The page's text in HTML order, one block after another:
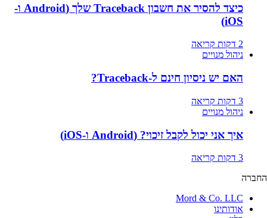
כיצד להסיר את חשבון Traceback שלך (Android ו-
iOS)
2 דקות קריאה
ניהול מנויים
האם יש ניסיון חינם ל-Traceback?
3 דקות קריאה
ניהול מנויים
איך אני יכול לקבל זיכוי? (Android ו-iOS)
3 דקות קריאה
החברה
Mord & Co. LLC
אודותינו